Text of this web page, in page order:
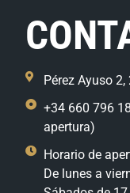
Pérez Ayuso
+34 660 796
apertura)
Horario de
De lunes a